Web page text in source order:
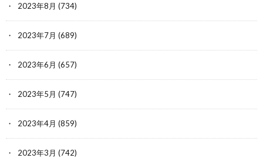
2023年8月 (734)
2023年7月 (689)
2023年6月 (657)
2023年5月 (747)
2023年4月 (859)
2023年3月 (742)